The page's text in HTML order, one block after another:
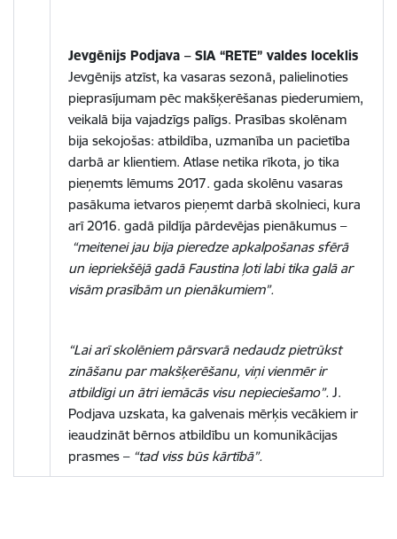
Jevgēnijs Podjava – SIA “RETE” valdes loceklis
Jevgēnijs atzīst, ka vasaras sezonā, palielinoties
pieprasījumam pēc makšķerēšanas piederumiem,
veikalā bija vajadzīgs palīgs. Prasības skolēnam
bija sekojošas: atbildība, uzmanība un pacietība
darbā ar klientiem. Atlase netika rīkota, jo tika
pieņemts lēmums 2017. gada skolēnu vasaras
pasākuma ietvaros pieņemt darbā skolnieci, kura
arī 2016. gadā pildīja pārdevējas pienākumus –
“meitenei jau bija pieredze apkalpošanas sfērā
un iepriekšējā gadā Faustina ļoti labi tika galā ar
visām prasībām un pienākumiem”.
“Lai arī skolēniem pārsvarā nedaudz pietrūkst
zināšanu par makšķerēšanu, viņi vienmēr ir
atbildīgi un ātri iemācās visu nepieciešamo”. J.
Podjava uzskata, ka galvenais mērķis vecākiem ir
ieaudzināt bērnos atbildību un komunikācijas
prasmes – “tad viss būs kārtībā”.